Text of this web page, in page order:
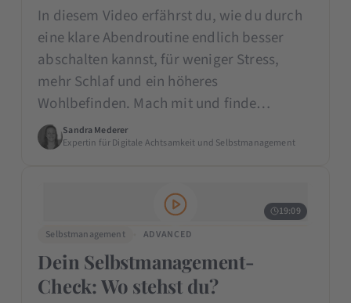
In diesem Video erfährst du, wie du durch
eine klare Abendroutine endlich besser
abschalten kannst, für weniger Stress,
mehr Schlaf und ein höheres
Wohlbefinden. Mach mit und finde…
Sandra Mederer
Expertin für Digitale Achtsamkeit und Selbstmanagement
19:09
Selbstmanagement
ADVANCED
Dein Selbstmanagement-
Check: Wo stehst du?